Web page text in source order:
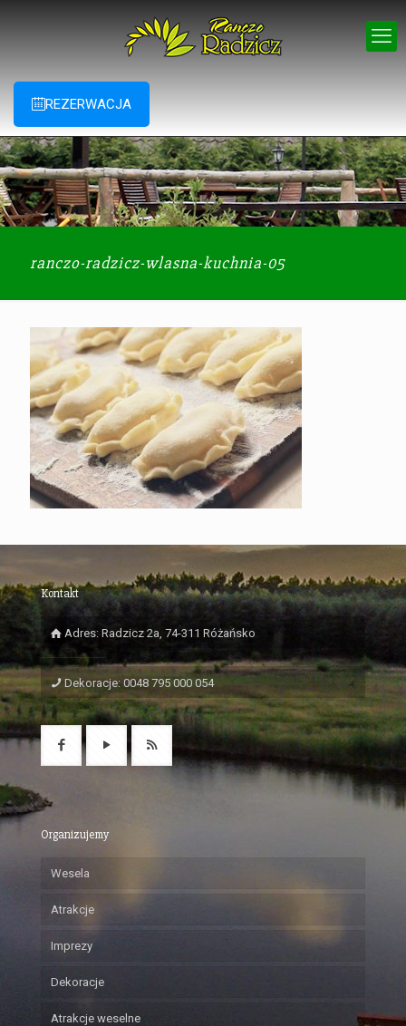
REZERWACJA
ranczo-radzicz-wlasna-kuchnia-05
Kontakt
Adres: Radzicz 2a, 74-311 Różańsko
Dekoracje: 0048 795 000 054
Organizujemy
Wesela
Atrakcje
Imprezy
Dekoracje
Atrakcje weselne